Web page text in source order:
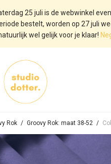
25 juli is de webwinkel
bestelt, worden op 27 juli
wel gelijk voor je klaar!
Rok / Groovy Rok: maat 38-52 /